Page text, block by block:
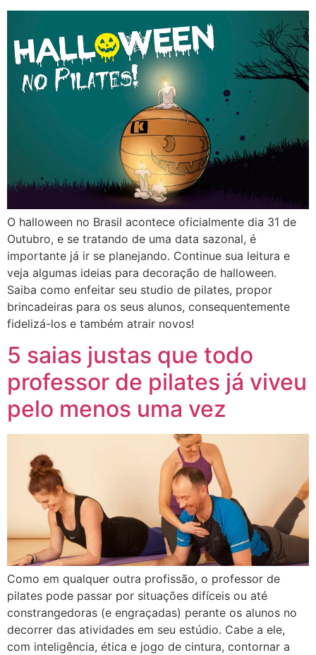
O halloween no Brasil acontece oficialmente dia 31 de
Outubro, e se tratando de uma data sazonal, é
importante já ir se planejando. Continue sua leitura e
veja algumas ideias para decoração de halloween.
Saiba como enfeitar seu studio de pilates, propor
brincadeiras para os seus alunos, consequentemente
fidelizá-los e também atrair novos!
5 saias justas que todo
professor de pilates já viveu
pelo menos uma vez
Como em qualquer outra profissão, o professor de
pilates pode passar por situações difíceis ou até
constrangedoras (e engraçadas) perante os alunos no
decorrer das atividades em seu estúdio. Cabe a ele,
com inteligência, ética e jogo de cintura, contornar a